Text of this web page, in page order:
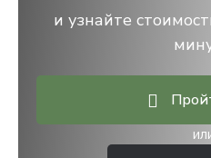
и узнайте